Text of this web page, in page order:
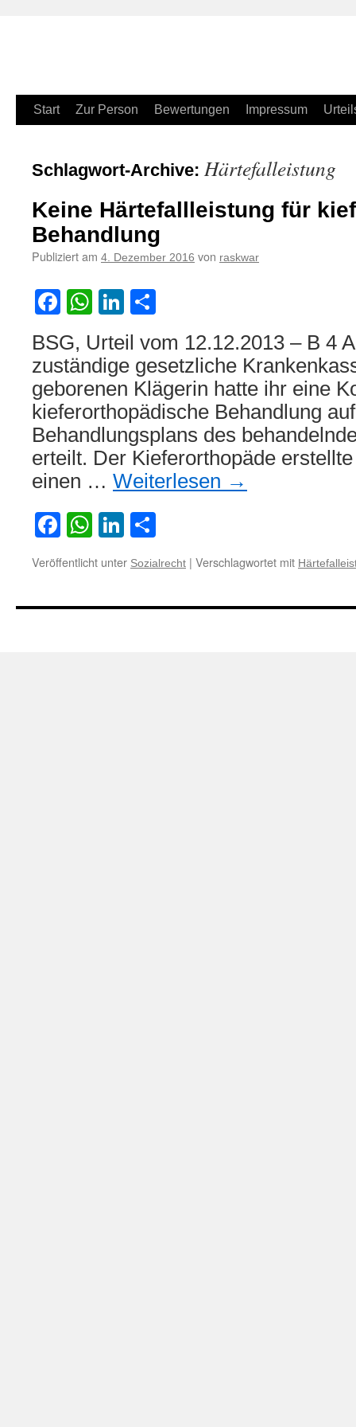
Zum
springen
Start Zur Person Bewertungen Impressum
Schlagwort-Archive: Härtefalleistung
Keine Härtefallleistung für
Behandlung
Publiziert am 4. Dezember 2016 von raskwar
Facebook
WhatsApp
LinkedIn
BSG, Urteil vom 12.12.2013 – B 4
zuständige gesetzliche
geborenen Klägerin hatte ihr eine
kieferorthopädische Behandlung
Behandlungsplans des
erteilt. Der Kieferorthopäde
einen … Weiterlesen →
Facebook
WhatsApp
LinkedIn
Veröffentlicht unter Sozialrecht | Verschlagwortet mit